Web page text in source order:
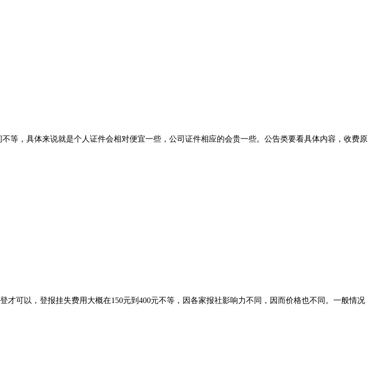
等，具体来说就是个人证件会相对便宜一些，公司证件相应的会贵一些。公告类要看具体内容，收费原
可以，登报挂失费用大概在150元到400元不等，因各家报社影响力不同，因而价格也不同。一般情况